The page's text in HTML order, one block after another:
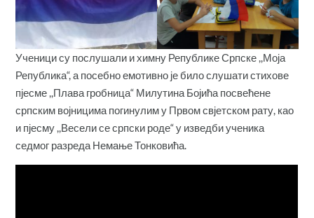
Ученици су послушали и химну Републике Српске ,,Моја
Република“, а посебно емотивно је било слушати стихове
пјесме ,,Плава гробница“ Милутина Бојића посвећене
српским војницима погинулим у Првом свјетском рату, као
и пјесму ,,Весели се српски роде“ у изведби ученика
седмог разреда Немање Тонковића.